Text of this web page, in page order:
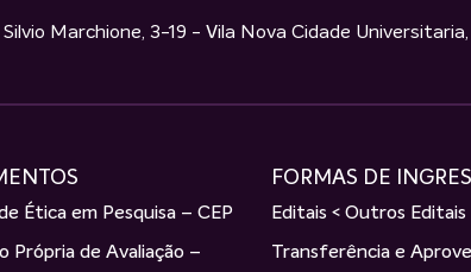
Marchione, 3-19 - Vila Nova Cidade
Ética em Pesquisa – CEP
Própria de Avaliação –
FORMAS DE
Editais < Outros Editais
Transferência e